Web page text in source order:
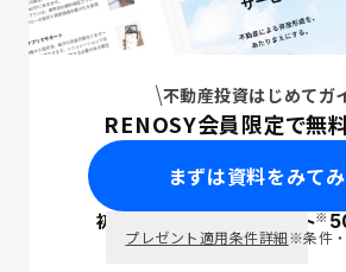
不動産投資はじめてガ
RENOSY会員限定で無
まずは資料をみて
初回面談で ポイント※
プレゼント適用条件詳細※条件